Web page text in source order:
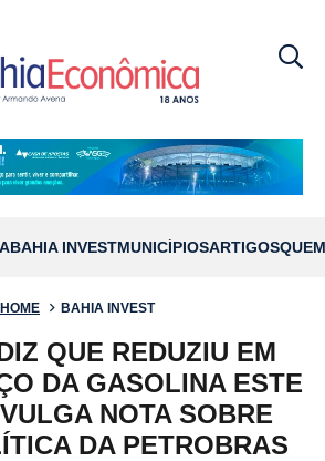
BAHIA INVESTMUNICÍPIOSARTIGOS
HOME BAHIA INVEST
QUE REDUZIU EM
DA GASOLINA ESTE
NOTA SOBRE
DA PETROBRAS